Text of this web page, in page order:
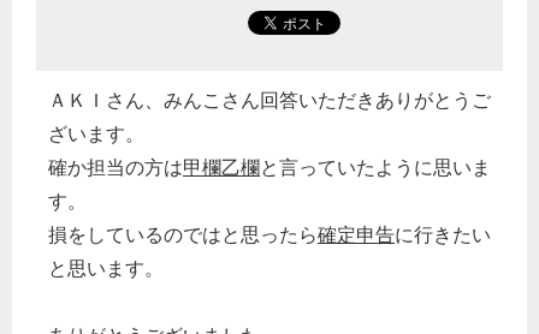
ＡＫＩさん、みんこさん回答いただきありがとうご
ざいます。
確か担当の方は甲欄乙欄と言っていたように思いま
す。
損をしているのではと思ったら確定申告に行きたい
と思います。